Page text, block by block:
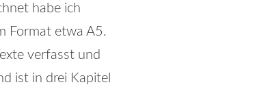
habe ich
Format etwa A5.
verfasst und
ist in drei Kapitel